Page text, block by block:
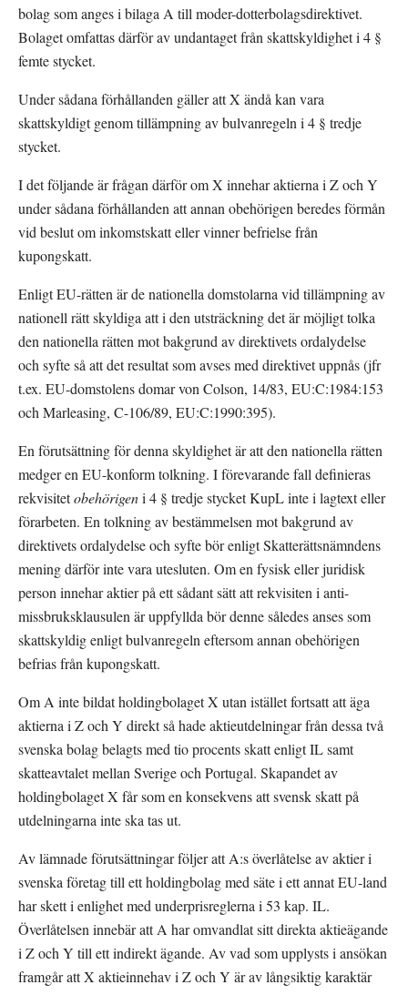
bolag som anges i bilaga A till moder-dotterbolagsdirektivet.
Bolaget omfattas därför av undantaget från skattskyldighet i 4 §
femte stycket.
Under sådana förhållanden gäller att X ändå kan vara
skattskyldigt genom tillämpning av bulvanregeln i 4 § tredje
stycket.
I det följande är frågan därför om X innehar aktierna i Z och Y
under sådana förhållanden att annan obehörigen beredes förmån
vid beslut om inkomstskatt eller vinner befrielse från
kupongskatt.
Enligt EU-rätten är de nationella domstolarna vid tillämpning av
nationell rätt skyldiga att i den utsträckning det är möjligt tolka
den nationella rätten mot bakgrund av direktivets ordalydelse
och syfte så att det resultat som avses med direktivet uppnås (jfr
t.ex. EU-domstolens domar von Colson, 14/83, EU:C:1984:153
och Marleasing, C-106/89, EU:C:1990:395).
En förutsättning för denna skyldighet är att den nationella rätten
medger en EU-konform tolkning. I förevarande fall definieras
rekvisitet obehörigen i 4 § tredje stycket KupL inte i lagtext eller
förarbeten. En tolkning av bestämmelsen mot bakgrund av
direktivets ordalydelse och syfte bör enligt Skatterättsnämndens
mening därför inte vara utesluten. Om en fysisk eller juridisk
person innehar aktier på ett sådant sätt att rekvisiten i anti-
missbruksklausulen är uppfyllda bör denne således anses som
skattskyldig enligt bulvanregeln eftersom annan obehörigen
befrias från kupongskatt.
Om A inte bildat holdingbolaget X utan istället fortsatt att äga
aktierna i Z och Y direkt så hade aktieutdelningar från dessa två
svenska bolag belagts med tio procents skatt enligt IL samt
skatteavtalet mellan Sverige och Portugal. Skapandet av
holdingbolaget X får som en konsekvens att svensk skatt på
utdelningarna inte ska tas ut.
Av lämnade förutsättningar följer att A:s överlåtelse av aktier i
svenska företag till ett holdingbolag med säte i ett annat EU-land
har skett i enlighet med underprisreglerna i 53 kap. IL.
Överlåtelsen innebär att A har omvandlat sitt direkta aktieägande
i Z och Y till ett indirekt ägande. Av vad som upplysts i ansökan
framgår att X aktieinnehav i Z och Y är av långsiktig karaktär